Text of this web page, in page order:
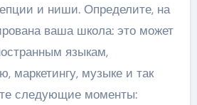
и ниши. Определите, на
ваша школа: это может
языкам,
маркетингу, музыке и так
следующие моменты: